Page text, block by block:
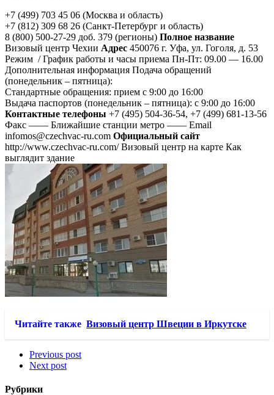
+7 (499) 703 45 06 (Москва и область)
+7 (812) 309 68 26 (Санкт-Петербург и область)
8 (800) 500-27-29 доб. 379 (регионы) Полное название
Визовый центр Чехии Адрес 450076 г. Уфа, ул. Гоголя, д. 53
Режим / График работы и часы приема Пн-Пт: 09.00 — 16.00
Дополнительная информация Подача обращений
(понедельник – пятница):
Стандартные обращения: прием с 9:00 до 16:00
Выдача паспортов (понедельник – пятница): с 9:00 до 16:00
Контактные телефоны +7 (495) 504-36-54, +7 (499) 681-13-56
Факс —— Ближайшие станции метро —— Email
infomos@czechvac-ru.com Официальный сайт
http://www.czechvac-ru.com/ Визовый центр на карте Как
выглядит здание
Читайте также Визовый центр Швеции в Иркутске
Previous post
Next post
Рубрики